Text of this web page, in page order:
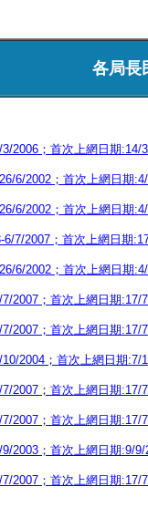
各局長
2006；首次上網日期
6/2002；首次上網日期
6/2002；首次上網日期
7/2007；首次上網日期
6/2002；首次上網日期
2007；首次上網日期
2007；首次上網日期
2004；首次上網日期
2007；首次上網日期
2007；首次上網日期
2003；首次上網日期:9/
2007；首次上網日期